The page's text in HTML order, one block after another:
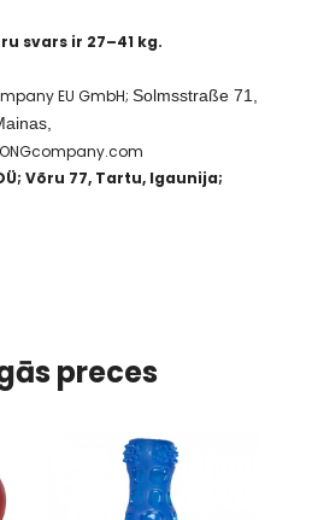
svars ir 27–41 kg.
EU GmbH; Solmsstraße 71,
Võru 77, Tartu, Igaunija;
preces